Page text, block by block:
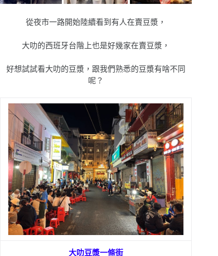
從夜市一路開始陸續看到有人在賣豆漿，
大叻的西班牙台階上也是好幾家在賣豆漿，
好想試試看大叻的豆漿，跟我們熟悉的豆漿有啥不同
呢？
大叻豆漿一條街